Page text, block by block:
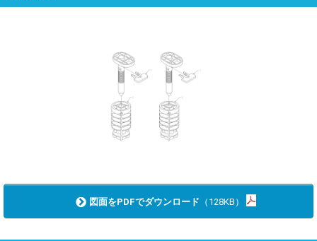
図面をPDFでダウンロード （128KB）